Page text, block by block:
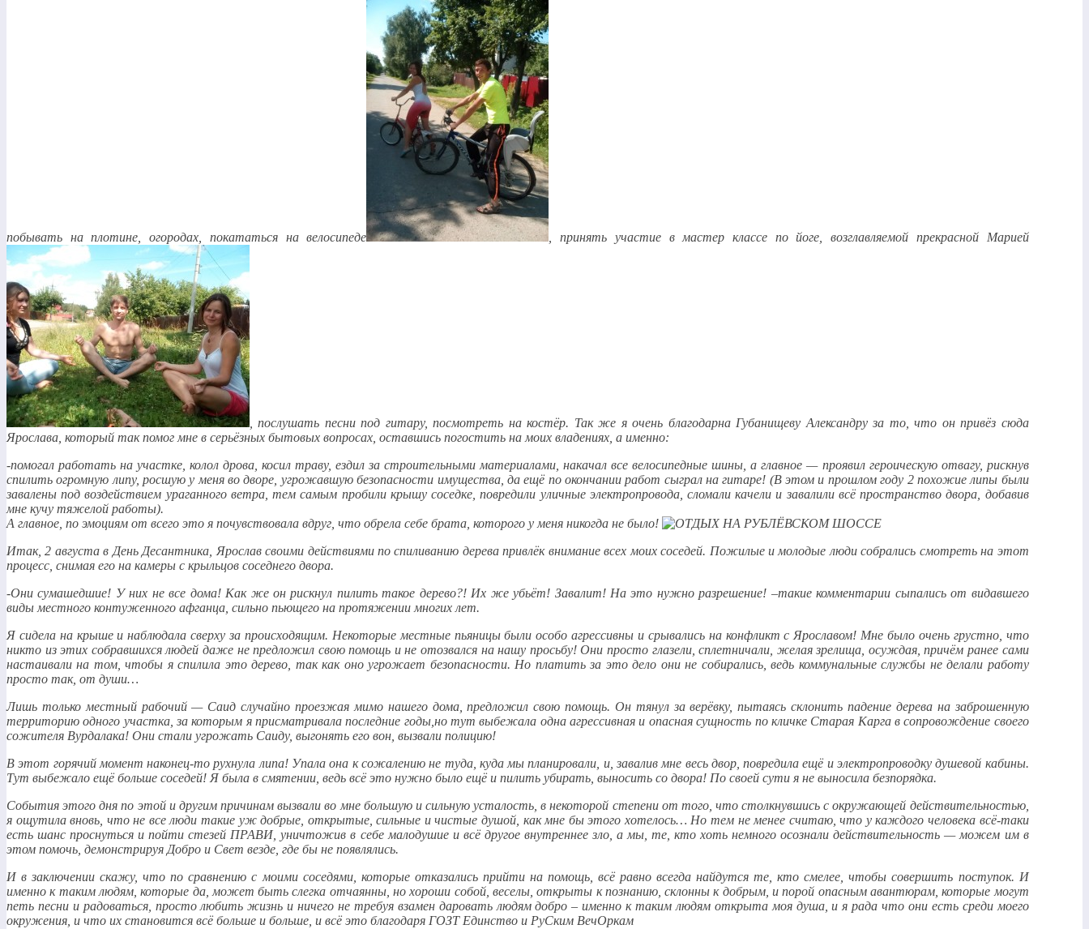
побывать на плотине, огородах, покататься на велосипеде , принять участие в мастер классе по йоге, возглавляемой прекрасной Марией
, послушать песни под гитару, посмотреть на костёр. Так же я очень благодарна Губанищеву Александру за то, что он привёз сюда
Ярослава, который так помог мне в серьёзных бытовых вопросах, оставшись погостить на моих владениях, а именно:
-помогал работать на участке, колол дрова, косил траву, ездил за строительными материалами, накачал все велосипедные шины, а главное — проявил героическую отвагу, рискнув
спилить огромную липу, росшую у меня во дворе, угрожавшую безопасности имущества, да ещё по окончании работ сыграл на гитаре! (В этом и прошлом году 2 похожие липы были
завалены под воздействием ураганного ветра, тем самым пробили крышу соседке, повредили уличные электропровода, сломали качели и завалили всё пространство двора, добавив
мне кучу тяжелой работы).
А главное, по эмоциям от всего это я почувствовала вдруг, что обрела себе брата, которого у меня никогда не было!
Итак, 2 августа в День Десантника, Ярослав своими действиями по спиливанию дерева привлёк внимание всех моих соседей. Пожилые и молодые люди собрались смотреть на этот
процесс, снимая его на камеры с крыльцов соседнего двора.
-Они сумашедшие! У них не все дома! Как же он рискнул пилить такое дерево?! Их же убьёт! Завалит! На это нужно разрешение! –такие комментарии сыпались от видавшего
виды местного контуженного афганца, сильно пьющего на протяжении многих лет.
Я сидела на крыше и наблюдала сверху за происходящим. Некоторые местные пьяницы были особо агрессивны и срывались на конфликт с Ярославом! Мне было очень грустно, что
никто из этих собравшихся людей даже не предложил свою помощь и не отозвался на нашу просьбу! Они просто глазели, сплетничали, желая зрелища, осуждая, причём ранее сами
настаивали на том, чтобы я спилила это дерево, так как оно угрожает безопасности. Но платить за это дело они не собирались, ведь коммунальные службы не делали работу
просто так, от души…
Лишь только местный рабочий — Саид случайно проезжая мимо нашего дома, предложил свою помощь. Он тянул за верёвку, пытаясь склонить падение дерева на заброшенную
территорию одного участка, за которым я присматривала последние годы,но тут выбежала одна агрессивная и опасная сущность по кличке Старая Карга в сопровождение своего
сожителя Вурдалака! Они стали угрожать Саиду, выгонять его вон, вызвали полицию!
В этот горячий момент наконец-то рухнула липа! Упала она к сожалению не туда, куда мы планировали, и, завалив мне весь двор, повредила ещё и электропроводку душевой кабины.
Тут выбежало ещё больше соседей! Я была в смятении, ведь всё это нужно было ещё и пилить убирать, выносить со двора! По своей сути я не выносила безпорядка.
События этого дня по этой и другим причинам вызвали во мне большую и сильную усталость, в некоторой степени от того, что столкнувшись с окружающей действительностью,
я ощутила вновь, что не все люди такие уж добрые, открытые, сильные и чистые душой, как мне бы этого хотелось… Но тем не менее считаю, что у каждого человека всё-таки
есть шанс проснуться и пойти стезей ПРАВИ, уничтожив в себе малодушие и всё другое внутреннее зло, а мы, те, кто хоть немного осознали действительность — можем им в
этом помочь, демонстрируя Добро и Свет везде, где бы не появлялись.
И в заключении скажу, что по сравнению с моими соседями, которые отказались прийти на помощь, всё равно всегда найдутся те, кто смелее, чтобы совершить поступок. И
именно к таким людям, которые да, может быть слегка отчаянны, но хороши собой, веселы, открыты к познанию, склонны к добрым, и порой опасным авантюрам, которые могут
петь песни и радоваться, просто любить жизнь и ничего не требуя взамен даровать людям добро – именно к таким людям открыта моя душа, и я рада что они есть среди моего
окружения, и что их становится всё больше и больше, и всё это благодаря ГОЗТ Единство и РуСким ВечОркам